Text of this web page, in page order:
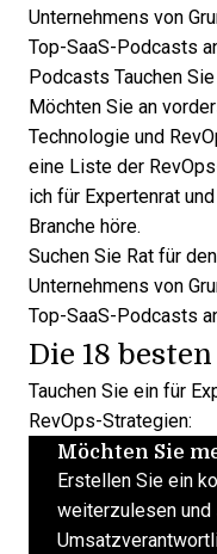
Unternehmens von
Top-SaaS-Podcasts
Podcasts Tauchen Sie
Möchten Sie an
Technologie und
eine Liste der
ich für Expertenrat
Branche höre.
Suchen Sie Rat für
Unternehmens von
Top-SaaS-Podcasts
Die 18
Tauchen Sie ein für
RevOps-Strategien:
Möchten Sie
Erstellen Sie ein
weiterzulesen und